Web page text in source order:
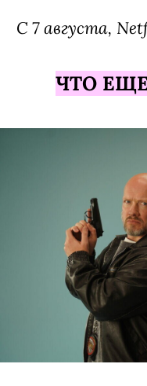
С 7 августа,
ЧТО